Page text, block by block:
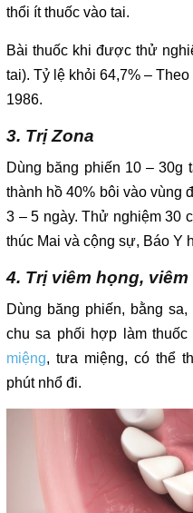
thổi ít thuốc vào tai.
Bài thuốc khi được thử
tai). Tỷ lệ khỏi 64,7% –
1986.
3. Trị Zona
Dùng băng phiến 10 – 30g
thành hồ 40% bôi vào vùng
3 – 5 ngày. Thử nghiệm 30
thúc Mai và cộng sự, Báo Y
4. Trị viêm họng,
Dùng băng phiến, bằng
chu sa phối hợp làm
miệng, tưa miệng, có thể
phút nhổ đi.